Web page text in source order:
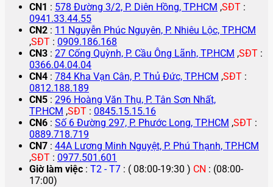
CN1 : 578 Đường 3/2, P. Diên Hồng, TP.HCM ,SĐT :
0941.33.44.55
CN2 : 11 Nguyễn Phúc Nguyên, P. Nhiêu Lộc, TP.HCM
,SĐT : 0909.186.168
CN3 : 27 Cống Quỳnh, P. Cầu Ông Lãnh, TP.HCM ,SĐT :
0366.04.04.04
CN4 : 784 Kha Vạn Cân, P. Thủ Đức, TP.HCM ,SĐT :
0812.188.189
CN5 : 296 Hoàng Văn Thụ, P. Tân Sơn Nhất,
TP.HCM ,SĐT : 0845.15.15.16
CN6 : Số 6 Đường 297, P. Phước Long, TP.HCM ,SĐT :
0889.718.719
CN7 : 44A Lương Minh Nguyệt, P. Phú Thạnh, TP.HCM
,SĐT : 0977.501.601
Giờ làm việc : T2 - T7 : ( 08:00-19:30 ) CN : (08:00-
17:00)